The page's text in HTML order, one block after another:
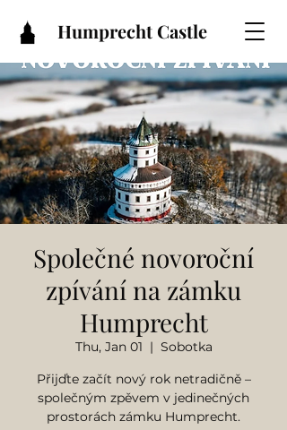
Humprecht Castle
Společné novoroční
zpívání na zámku
Humprecht
Thu, Jan 01
  |
Sobotka
Přijďte začít nový rok netradičně –
společným zpěvem v jedinečných
prostorách zámku Humprecht.